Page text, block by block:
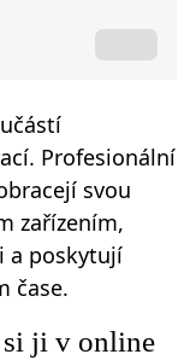
Profesionální
svou
zařízením,
a poskytují
čase.
ji v online